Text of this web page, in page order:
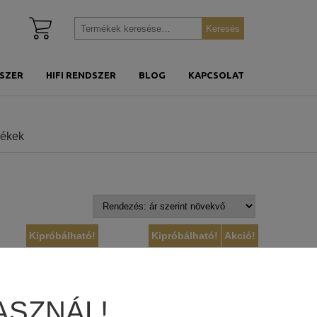
HIFI RENDSZER BLOG KAPCSOLAT
Kosár
Keresés
Keresés
Kipróbálható! Akció!
Kipróbálható!